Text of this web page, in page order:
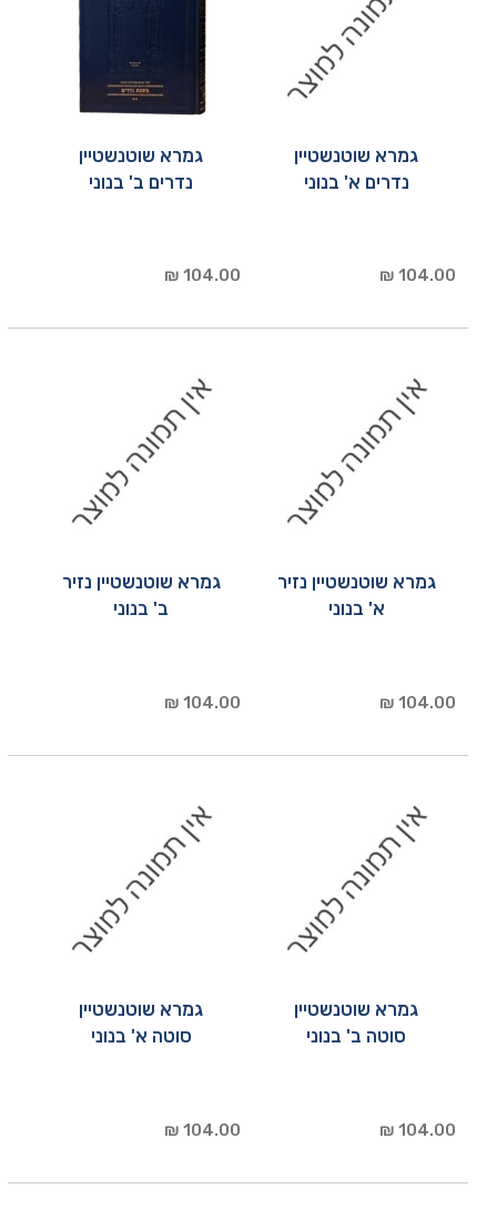
גמרא שוטנשטיין
נדרים א' בנוני
104.00 ₪
גמרא שוטנשטיין
נדרים ב' בנוני
104.00 ₪
גמרא שוטנשטיין נזיר
א' בנוני
104.00 ₪
גמרא שוטנשטיין נזיר
ב' בנוני
104.00 ₪
גמרא שוטנשטיין
סוטה ב' בנוני
104.00 ₪
גמרא שוטנשטיין
סוטה א' בנוני
104.00 ₪